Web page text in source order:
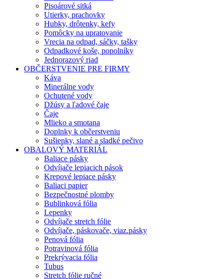
Pisoárové sitká
Utierky, prachovky
Hubky, drôtenky, kefy
Pomôcky na upratovanie
Vrecia na odpad, sáčky, tašky
Odpadkové koše, popolníky
Jednorazový riad
OBČERSTVENIE PRE FIRMY
Káva
Minerálne vody
Ochutené vody
Džúsy a ľadové čaje
Čaje
Mlieko a smotana
Doplnky k občerstveniu
Sušienky, slané a sladké pečivo
OBALOVÝ MATERIÁL
Baliace pásky
Odvíjače lepiacich pások
Krepové lepiace pásky
Baliaci papier
Bezpečnostné plomby
Bublinková fólia
Lepenky
Odvíjače stretch fólie
Odvíjače, páskovače, viaz.pásky
Penová fólia
Potravinová fólia
Prekrývacia fólia
Tubus
Stretch fólie ručné